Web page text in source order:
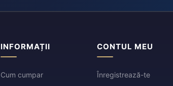
INFORMAȚII
Cum cumpar
CONTUL MEU
Înregistrează-te